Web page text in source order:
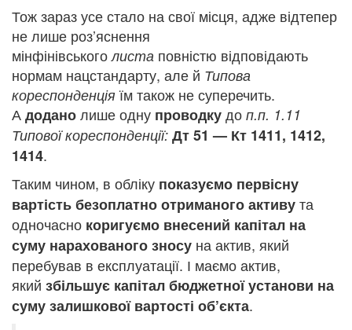
Тож зараз усе стало на свої місця, адже відтепер
не лише роз’яснення
мінфінівськоголиста повністю відповідають
нормам нацстандарту, але й Типова
кореспонденція їм також не суперечить.
Адоданолише одну проводкудо п.п. 1.11
Типової кореспонденції: Дт 51 — Кт 1411, 1412,
1414.
Таким чином, в обліку показуємо первісну
вартість безоплатно отриманого активута
одночасно коригуємо внесений капітал на
суму нарахованого зносу на актив, який
перебував в експлуатації. І маємо актив,
який збільшує капітал бюджетної установи на
суму залишкової вартості об’єкта.